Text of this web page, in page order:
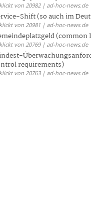
von 20982 | ad-hoc-news.de
Shift (so auch im
von 20981 | ad-hoc-news.de
(common
von 20769 | ad-hoc-news.de
requirements)
von 20763 | ad-hoc-news.de